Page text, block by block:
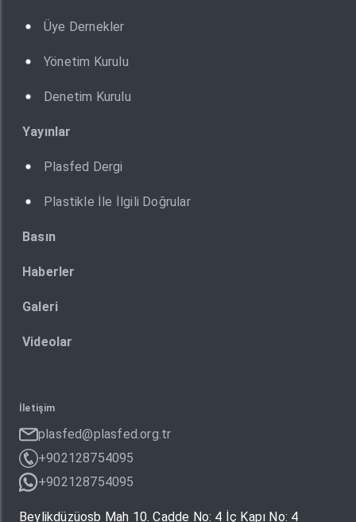
Üye Dernekler
Yönetim Kurulu
Denetim Kurulu
Yayınlar
Plasfed Dergi
Plastikle İle İlgili Doğrular
Basın
Haberler
Galeri
Videolar
İletişim
plasfed@plasfed.org.tr
+902128754095
+902128754095
Beylikdüzüosb Mah 10. Cadde No: 4 İç Kapı No: 4